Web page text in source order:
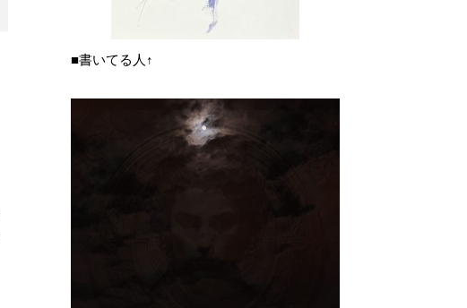
■書いてる人↑